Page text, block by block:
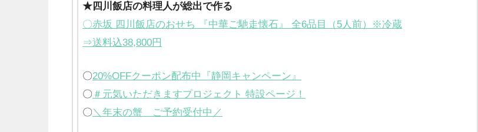
★四川飯店の料理人が総出で作る
〇赤坂 四川飯店のおせち 『中華ご馳走懐石』 全6品目（5人前）※冷蔵
⇒送料込38,800円
〇20%OFFクーポン配布中『静岡キャンペーン』
〇 ＃元気いただきますプロジェクト 特設ページ！
〇＼年末の蟹 ご予約受付中／